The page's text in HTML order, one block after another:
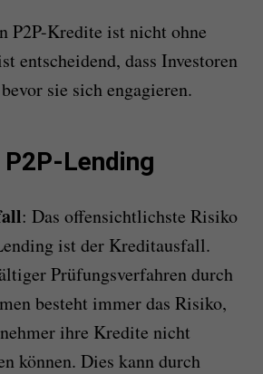
P2P-Kredite ist nicht ohne
entscheidend, dass Investoren
sie sich engagieren.
Lending
: Das offensichtlichste Risiko
ist der Kreditausfall.
Prüfungsverfahren durch
besteht immer das Risiko,
ihre Kredite nicht
können. Dies kann durch